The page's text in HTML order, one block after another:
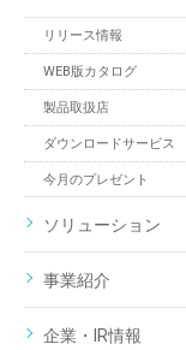
リリース情報
WEB版カタログ
製品取扱店
ダウンロードサービス
今月のプレゼント
ソリューション
事業紹介
企業・IR情報